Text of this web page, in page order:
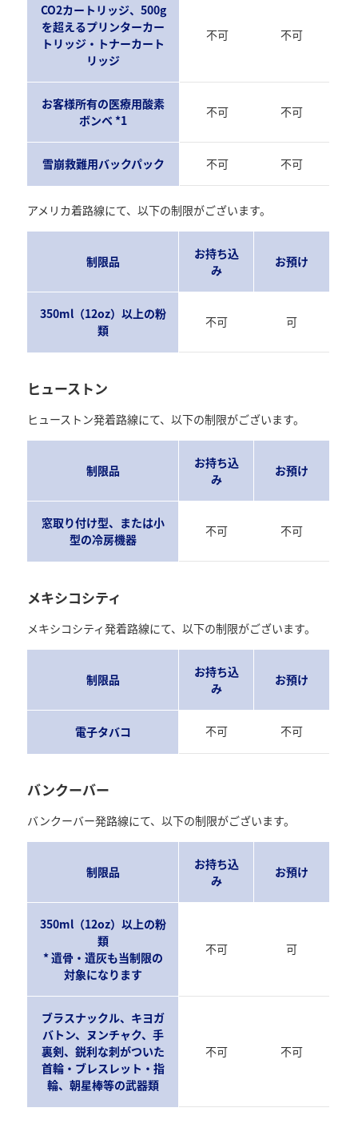
CO2カートリッジ、500g
を超えるプリンターカー
トリッジ・トナーカート
リッジ
不可 不可
お客様所有の医療用酸素
ボンベ *1
不可 不可
雪崩救難用バックパック 不可 不可
アメリカ着路線にて、以下の制限がございます。
制限品
お持ち込
み
お預け
350ml（12oz）以上の粉
類
不可 可
ヒューストン
ヒューストン発着路線にて、以下の制限がございます。
制限品
お持ち込
み
お預け
窓取り付け型、または小
型の冷房機器
不可 不可
メキシコシティ
メキシコシティ発着路線にて、以下の制限がございます。
制限品
お持ち込
み
お預け
電子タバコ 不可 不可
バンクーバー
バンクーバー発路線にて、以下の制限がございます。
制限品
お持ち込
み
お預け
350ml（12oz）以上の粉
類
* 遺骨・遺灰も当制限の
対象になります
不可 可
ブラスナックル、キヨガ
バトン、ヌンチャク、手
裏剣、鋭利な刺がついた
首輪・ブレスレット・指
輪、朝星棒等の武器類
不可 不可